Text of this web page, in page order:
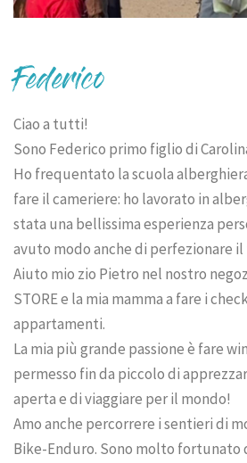
Federico
Ciao a tutti!
Sono Federico primo figlio di
Ho frequentato la scuola
fare il cameriere: ho lavorato in
stata una bellissima esperienza
avuto modo anche di perfezionare
Aiuto mio zio Pietro nel nostro
STORE e la mia mamma a fare i
appartamenti.
La mia più grande passione è fare
permesso fin da piccolo di
aperta e di viaggiare per il mondo!
Amo anche percorrere i sentieri di
Bike-Enduro. Sono molto fortunato